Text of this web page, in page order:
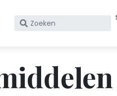
Zoek
KvK
nummer